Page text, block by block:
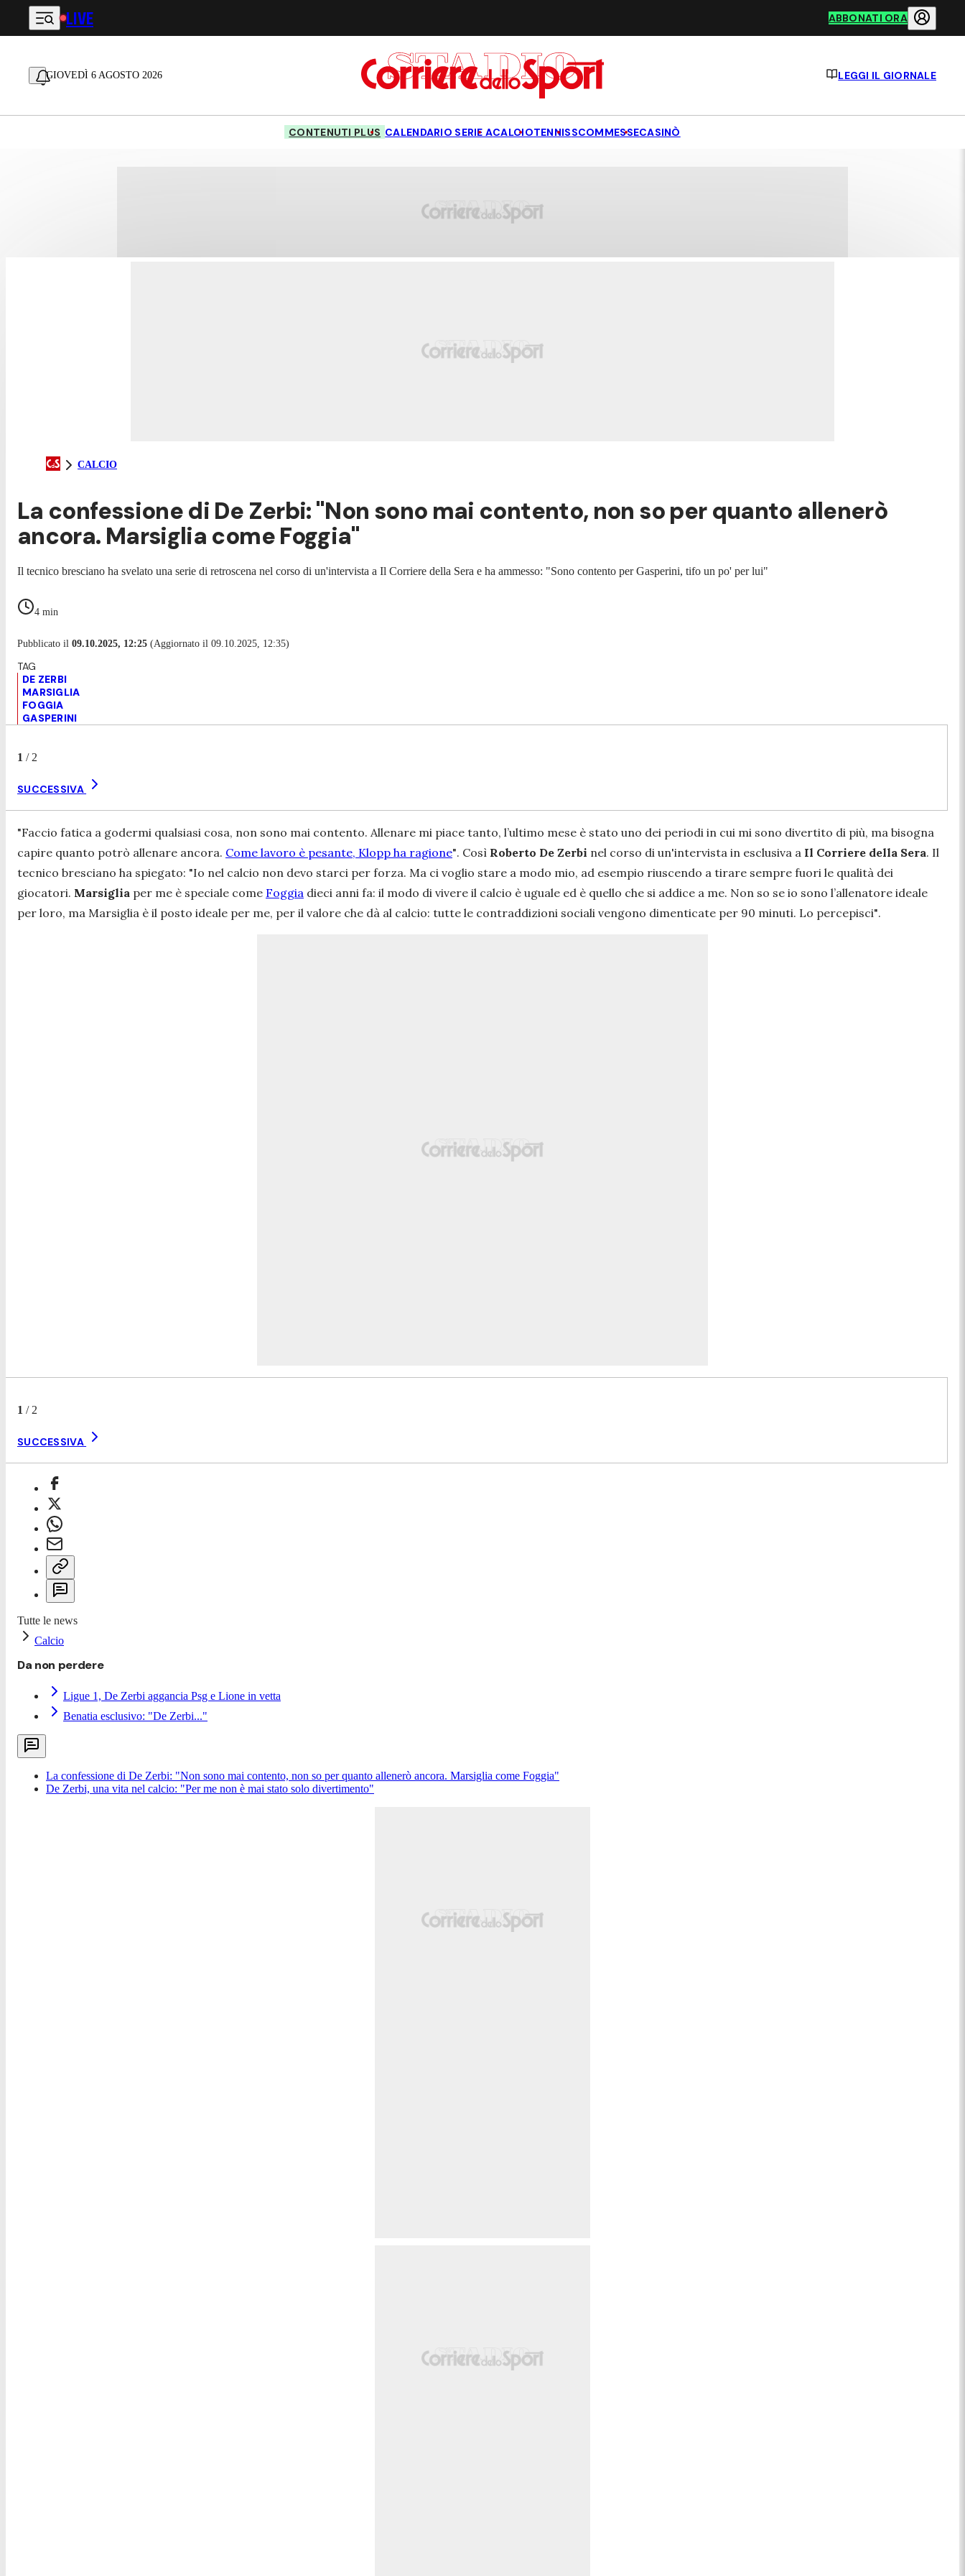
Vai al contenuto principale
LIVE ABBONATI ORA
GIOVEDÌ 6 AGOSTO 2026 LEGGI IL GIORNALE
CONTENUTI PLUS CALENDARIO SERIE ACALCIOTENNISSCOMMESSECASINÒ
CALCIO
La confessione di De Zerbi: "Non sono mai contento, non so per quanto allenerò
ancora. Marsiglia come Foggia"
Il tecnico bresciano ha svelato una serie di retroscena nel corso di un'intervista a Il Corriere della Sera e ha ammesso: "Sono contento per Gasperini, tifo un po' per lui"
4 min
Pubblicato il 09.10.2025, 12:25 (Aggiornato il 09.10.2025, 12:35)
DE ZERBI
MARSIGLIA
FOGGIA
GASPERINI
1 / 2
SUCCESSIVA
"Faccio fatica a godermi qualsiasi cosa, non sono mai contento. Allenare mi piace tanto, l’ultimo mese è stato uno dei periodi in cui mi sono divertito di più, ma bisogna
capire quanto potrò allenare ancora. Come lavoro è pesante, Klopp ha ragione". Così Roberto De Zerbi nel corso di un'intervista in esclusiva a Il Corriere della Sera. Il
tecnico bresciano ha spiegato: "Io nel calcio non devo starci per forza. Ma ci voglio stare a modo mio, ad esempio riuscendo a tirare sempre fuori le qualità dei
giocatori. Marsiglia per me è speciale come Foggia dieci anni fa: il modo di vivere il calcio è uguale ed è quello che si addice a me. Non so se io sono l’allenatore ideale
per loro, ma Marsiglia è il posto ideale per me, per il valore che dà al calcio: tutte le contraddizioni sociali vengono dimenticate per 90 minuti. Lo percepisci".
1 / 2
SUCCESSIVA
Tutte le news
Calcio
Da non perdere
Ligue 1, De Zerbi aggancia Psg e Lione in vetta
Benatia esclusivo: "De Zerbi..."
La confessione di De Zerbi: "Non sono mai contento, non so per quanto allenerò ancora. Marsiglia come Foggia"
De Zerbi, una vita nel calcio: "Per me non è mai stato solo divertimento"